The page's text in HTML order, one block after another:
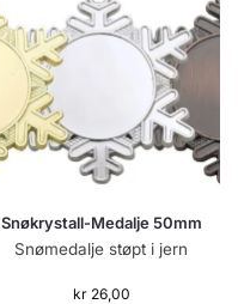
Snøkrystall-Medalje 50mm
Snømedalje støpt i jern
kr26,00